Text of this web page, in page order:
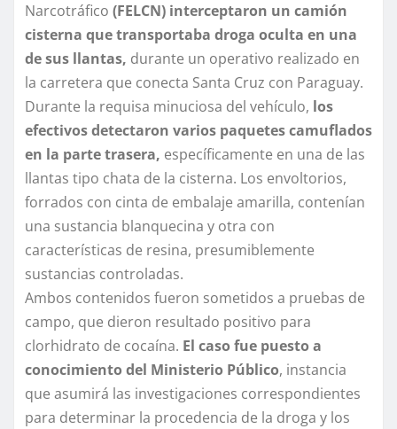
Narcotráfico (FELCN) interceptaron un camión
cisterna que transportaba droga oculta en una
de sus llantas, durante un operativo realizado en
la carretera que conecta Santa Cruz con Paraguay.
Durante la requisa minuciosa del vehículo, los
efectivos detectaron varios paquetes camuflados
en la parte trasera, específicamente en una de las
llantas tipo chata de la cisterna. Los envoltorios,
forrados con cinta de embalaje amarilla, contenían
una sustancia blanquecina y otra con
características de resina, presumiblemente
sustancias controladas.
Ambos contenidos fueron sometidos a pruebas de
campo, que dieron resultado positivo para
clorhidrato de cocaína. El caso fue puesto a
conocimiento del Ministerio Público, instancia
que asumirá las investigaciones correspondientes
para determinar la procedencia de la droga y los